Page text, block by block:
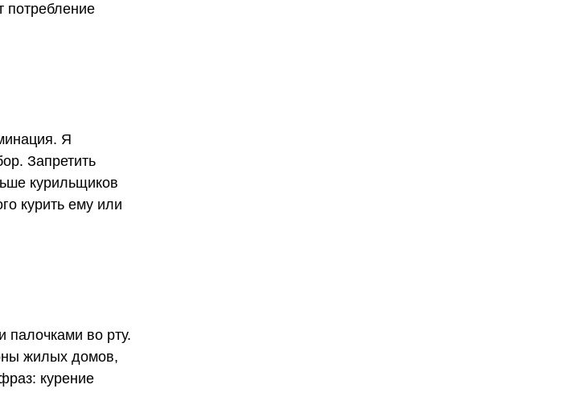
потребление
Я
Запретить
курильщиков
курить ему или
во рту.
жилых домов,
курение